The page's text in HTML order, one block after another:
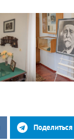
Поделиться